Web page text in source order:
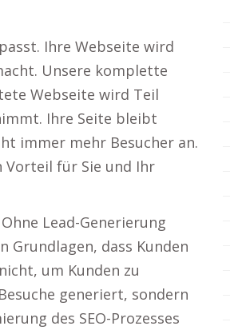
Ihre Webseite wird
Unsere komplette
Webseite wird Teil
Ihre Seite bleibt
immer mehr Besucher an.
für Sie und Ihr
Lead-Generierung
Grundlagen, dass Kunden
um Kunden zu
generiert, sondern
des SEO-Prozesses